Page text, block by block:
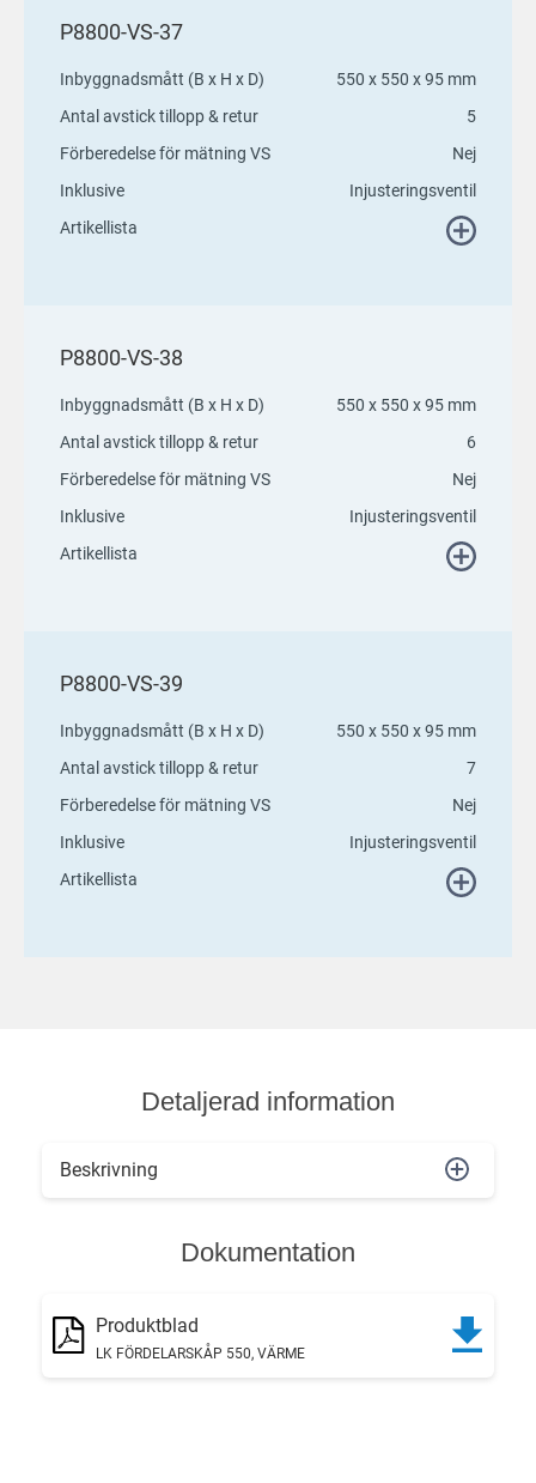
P8800-VS-37
Inbyggnadsmått (B x H x D)
550 x 550 x 95 mm
Antal avstick tillopp & retur
5
Förberedelse för mätning VS
Nej
Inklusive
Injusteringsventil
Artikellista
P8800-VS-38
Inbyggnadsmått (B x H x D)
550 x 550 x 95 mm
Antal avstick tillopp & retur
6
Förberedelse för mätning VS
Nej
Inklusive
Injusteringsventil
Artikellista
P8800-VS-39
Inbyggnadsmått (B x H x D)
550 x 550 x 95 mm
Antal avstick tillopp & retur
7
Förberedelse för mätning VS
Nej
Inklusive
Injusteringsventil
Artikellista
Detaljerad information
Beskrivning
Dokumentation
Produktblad
LK FÖRDELARSKÅP 550, VÄRME